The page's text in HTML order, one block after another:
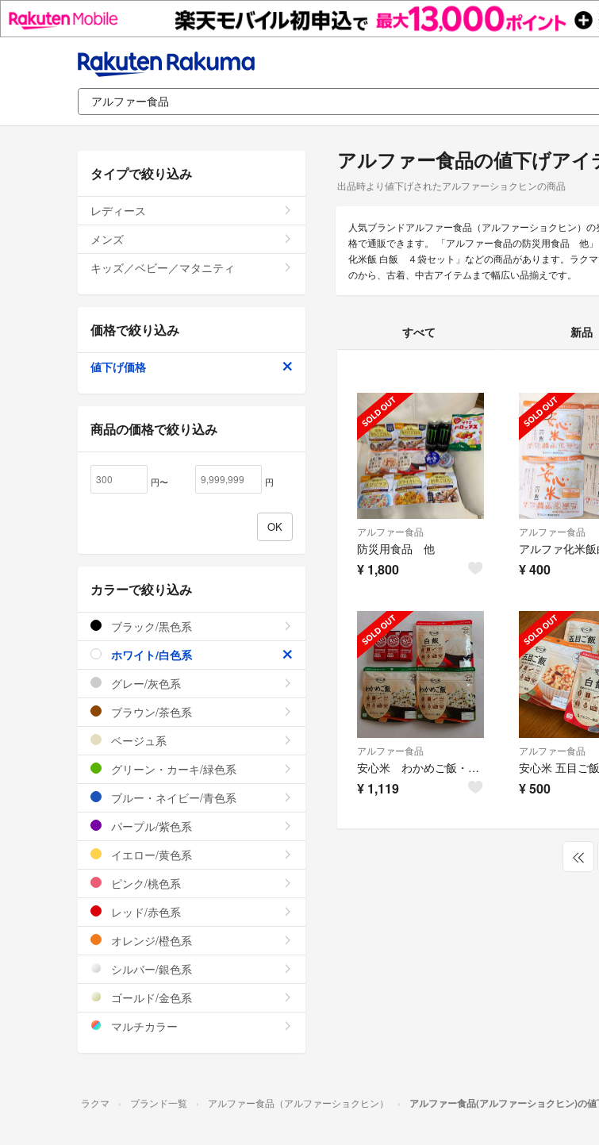
アルファー食品の値下げアイ
出品時より値下げされたアルファーショクヒンの商品
人気ブランドアルファー食品（アルファーショクヒン）
格で通販できます。 「アルファー食品の防災用食品 他
化米飯 白飯 ４袋セット」などの商品があります。ラク
のから、古着、中古アイテムまで幅広い品揃えです。
すべて 新品
アルファー食品
防災用食品 他
¥ 1,800
アルファー食品
¥400
アルファー食品
安心米 わかめご飯・白飯 ／ えいようかん
¥ 1,119
アルファー食品
¥500
タイプで絞り込み
レディース
メンズ
キッズ／ベビー／マタニティ
価格で絞り込み
値下げ価格
商品の価格で絞り込み
円〜 円
カラーで絞り込み
ブラック/黒色系
ホワイト/白色系
グレー/灰色系
ブラウン/茶色系
ベージュ系
グリーン・カーキ/緑色系
ブルー・ネイビー/青色系
パープル/紫色系
イエロー/黄色系
ピンク/桃色系
レッド/赤色系
オレンジ/橙色系
シルバー/銀色系
ゴールド/金色系
マルチカラー
ラクマ ブランド一覧 アルファー食品（アルファーショクヒン） アルファー食品(アルファーショクヒン)の